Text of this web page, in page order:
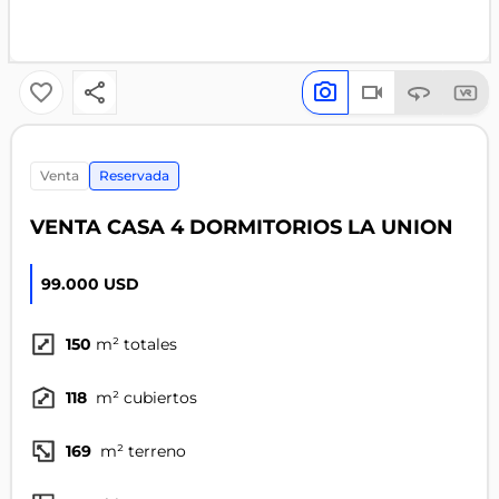
venta Reservada
VENTA CASA 4 DORMITORIOS LA UNION
99.000 USD
150 m² totales
118 m² cubiertos
169 m² terreno